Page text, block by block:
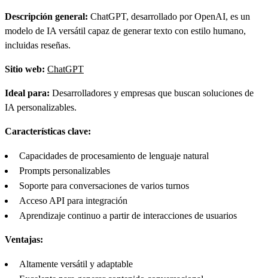
Descripción general: ChatGPT, desarrollado por OpenAI, es un
modelo de IA versátil capaz de generar texto con estilo humano,
incluidas reseñas.
Sitio web: ChatGPT
Ideal para: Desarrolladores y empresas que buscan soluciones de
IA personalizables.
Características clave:
Capacidades de procesamiento de lenguaje natural
Prompts personalizables
Soporte para conversaciones de varios turnos
Acceso API para integración
Aprendizaje continuo a partir de interacciones de usuarios
Ventajas:
Altamente versátil y adaptable